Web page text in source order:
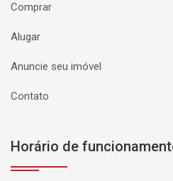
Comprar
Alugar
Anuncie seu imóvel
Contato
Horário de